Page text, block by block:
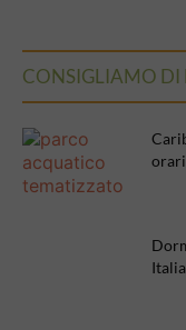
CONSIGLIAMO DI
orari
Italia